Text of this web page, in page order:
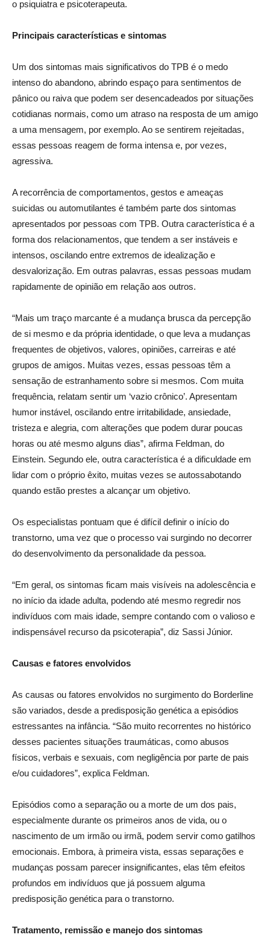
o psiquiatra e psicoterapeuta.
Principais características e sintomas
Um dos sintomas mais significativos do TPB é o medo
intenso do abandono, abrindo espaço para sentimentos de
pânico ou raiva que podem ser desencadeados por situações
cotidianas normais, como um atraso na resposta de um amigo
a uma mensagem, por exemplo. Ao se sentirem rejeitadas,
essas pessoas reagem de forma intensa e, por vezes,
agressiva.
A recorrência de comportamentos, gestos e ameaças
suicidas ou automutilantes é também parte dos sintomas
apresentados por pessoas com TPB. Outra característica é a
forma dos relacionamentos, que tendem a ser instáveis e
intensos, oscilando entre extremos de idealização e
desvalorização. Em outras palavras, essas pessoas mudam
rapidamente de opinião em relação aos outros.
“Mais um traço marcante é a mudança brusca da percepção
de si mesmo e da própria identidade, o que leva a mudanças
frequentes de objetivos, valores, opiniões, carreiras e até
grupos de amigos. Muitas vezes, essas pessoas têm a
sensação de estranhamento sobre si mesmos. Com muita
frequência, relatam sentir um ‘vazio crônico’. Apresentam
humor instável, oscilando entre irritabilidade, ansiedade,
tristeza e alegria, com alterações que podem durar poucas
horas ou até mesmo alguns dias”, afirma Feldman, do
Einstein. Segundo ele, outra característica é a dificuldade em
lidar com o próprio êxito, muitas vezes se autossabotando
quando estão prestes a alcançar um objetivo.
Os especialistas pontuam que é difícil definir o início do
transtorno, uma vez que o processo vai surgindo no decorrer
do desenvolvimento da personalidade da pessoa.
“Em geral, os sintomas ficam mais visíveis na adolescência e
no início da idade adulta, podendo até mesmo regredir nos
indivíduos com mais idade, sempre contando com o valioso e
indispensável recurso da psicoterapia”, diz Sassi Júnior.
Causas e fatores envolvidos
As causas ou fatores envolvidos no surgimento do Borderline
são variados, desde a predisposição genética a episódios
estressantes na infância. “São muito recorrentes no histórico
desses pacientes situações traumáticas, como abusos
físicos, verbais e sexuais, com negligência por parte de pais
e/ou cuidadores”, explica Feldman.
Episódios como a separação ou a morte de um dos pais,
especialmente durante os primeiros anos de vida, ou o
nascimento de um irmão ou irmã, podem servir como gatilhos
emocionais. Embora, à primeira vista, essas separações e
mudanças possam parecer insignificantes, elas têm efeitos
profundos em indivíduos que já possuem alguma
predisposição genética para o transtorno.
Tratamento, remissão e manejo dos sintomas